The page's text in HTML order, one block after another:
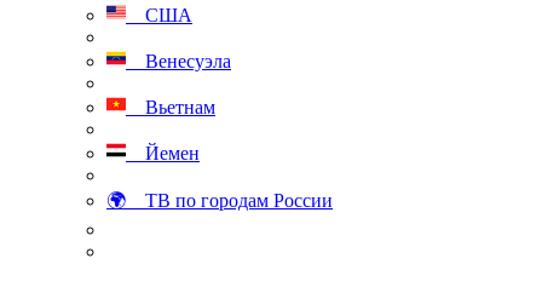
США
Венесуэла
Вьетнам
Йемен
🌍 ТВ по городам России